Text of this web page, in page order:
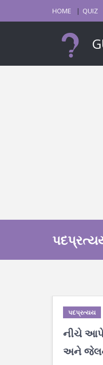
HOME QUIZ
પદપ્રત્યય
નીચે
અને